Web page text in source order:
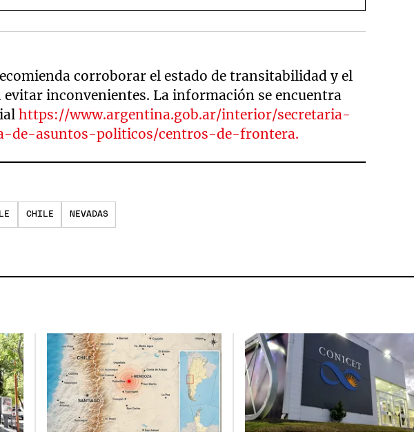
corroborar el estado de transitabilidad y el
inconvenientes. La información se encuentra
https://www.argentina.gob.ar/interior/secretaria-
de-asuntos-politicos/centros-de-frontera.
CHILE NEVADAS